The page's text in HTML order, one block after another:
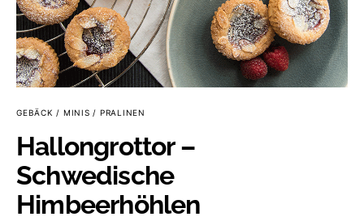
GEBÄCK / MINIS / PRALINEN
Hallongrottor –
Schwedische
Himbeerhöhlen